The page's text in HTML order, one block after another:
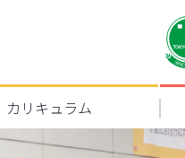
カリキュラム